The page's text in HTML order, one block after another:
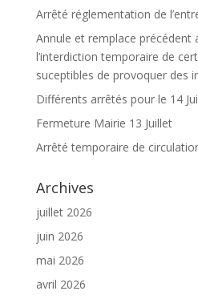
Arrêté réglementation de
Annule et remplace précédent
l’interdiction temporaire de
suceptibles de provoquer des
Différents arrêtés pour le 14
Fermeture Mairie 13 Juillet
Arrêté temporaire de
Archives
juillet 2026
juin 2026
mai 2026
avril 2026